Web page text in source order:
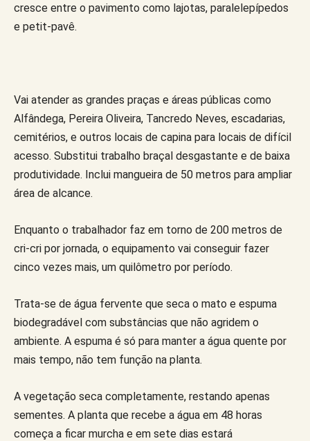
cresce entre o pavimento como lajotas, paralelepípedos
e petit-pavê.
Vai atender as grandes praças e áreas públicas como
Alfândega, Pereira Oliveira, Tancredo Neves, escadarias,
cemitérios, e outros locais de capina para locais de difícil
acesso. Substitui trabalho braçal desgastante e de baixa
produtividade. Inclui mangueira de 50 metros para ampliar
área de alcance.
Enquanto o trabalhador faz em torno de 200 metros de
cri-cri por jornada, o equipamento vai conseguir fazer
cinco vezes mais, um quilômetro por período.
Trata-se de água fervente que seca o mato e espuma
biodegradável com substâncias que não agridem o
ambiente. A espuma é só para manter a água quente por
mais tempo, não tem função na planta.
A vegetação seca completamente, restando apenas
sementes. A planta que recebe a água em 48 horas
começa a ficar murcha e em sete dias estará